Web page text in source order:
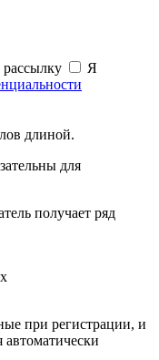
Я
длиной.
для
получает ряд
при регистрации, и
автоматически